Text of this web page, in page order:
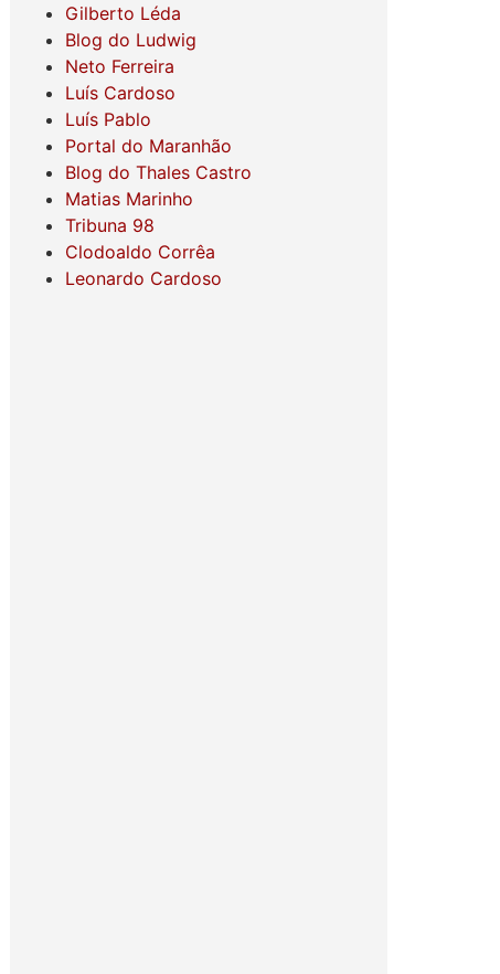
Gilberto Léda
Blog do Ludwig
Neto Ferreira
Luís Cardoso
Luís Pablo
Portal do Maranhão
Blog do Thales Castro
Matias Marinho
Tribuna 98
Clodoaldo Corrêa
Leonardo Cardoso